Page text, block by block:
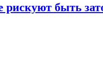
рискуют быть